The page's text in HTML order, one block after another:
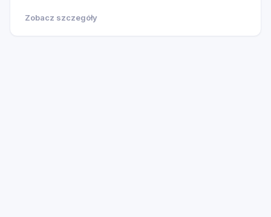
Zobacz szczegóły